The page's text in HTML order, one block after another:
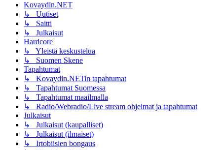
Kovaydin.NET
↳ Uutiset
↳ Saitti
↳ Julkaisut
Hardcore
↳ Yleistä keskustelua
↳ Suomen Skene
Tapahtumat
↳ Kovaydin.NETin tapahtumat
↳ Tapahtumat Suomessa
↳ Tapahtumat maailmalla
↳ Radio/Webradio/Live stream ohjelmat ja tapahtumat
Julkaisut
↳ Julkaisut (kaupalliset)
↳ Julkaisut (ilmaiset)
↳ Irtobiisien bongaus